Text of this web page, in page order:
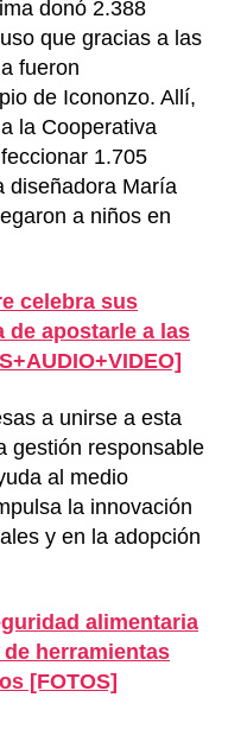
donó 2.388
que gracias a las
fueron
de Icononzo. Allí,
la Cooperativa
1.705
diseñadora María
a niños en
celebra sus
de apostarle a las
a unirse a esta
gestión responsable
al medio
la innovación
y en la adopción
alimentaria
herramientas
[FOTOS]